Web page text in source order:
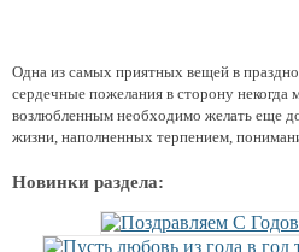
Одна из самых приятных вещей в
сердечные пожелания в сторону некогда
возлюбленным необходимо желать еще
жизни, наполненных терпением,
Новинки раздела: